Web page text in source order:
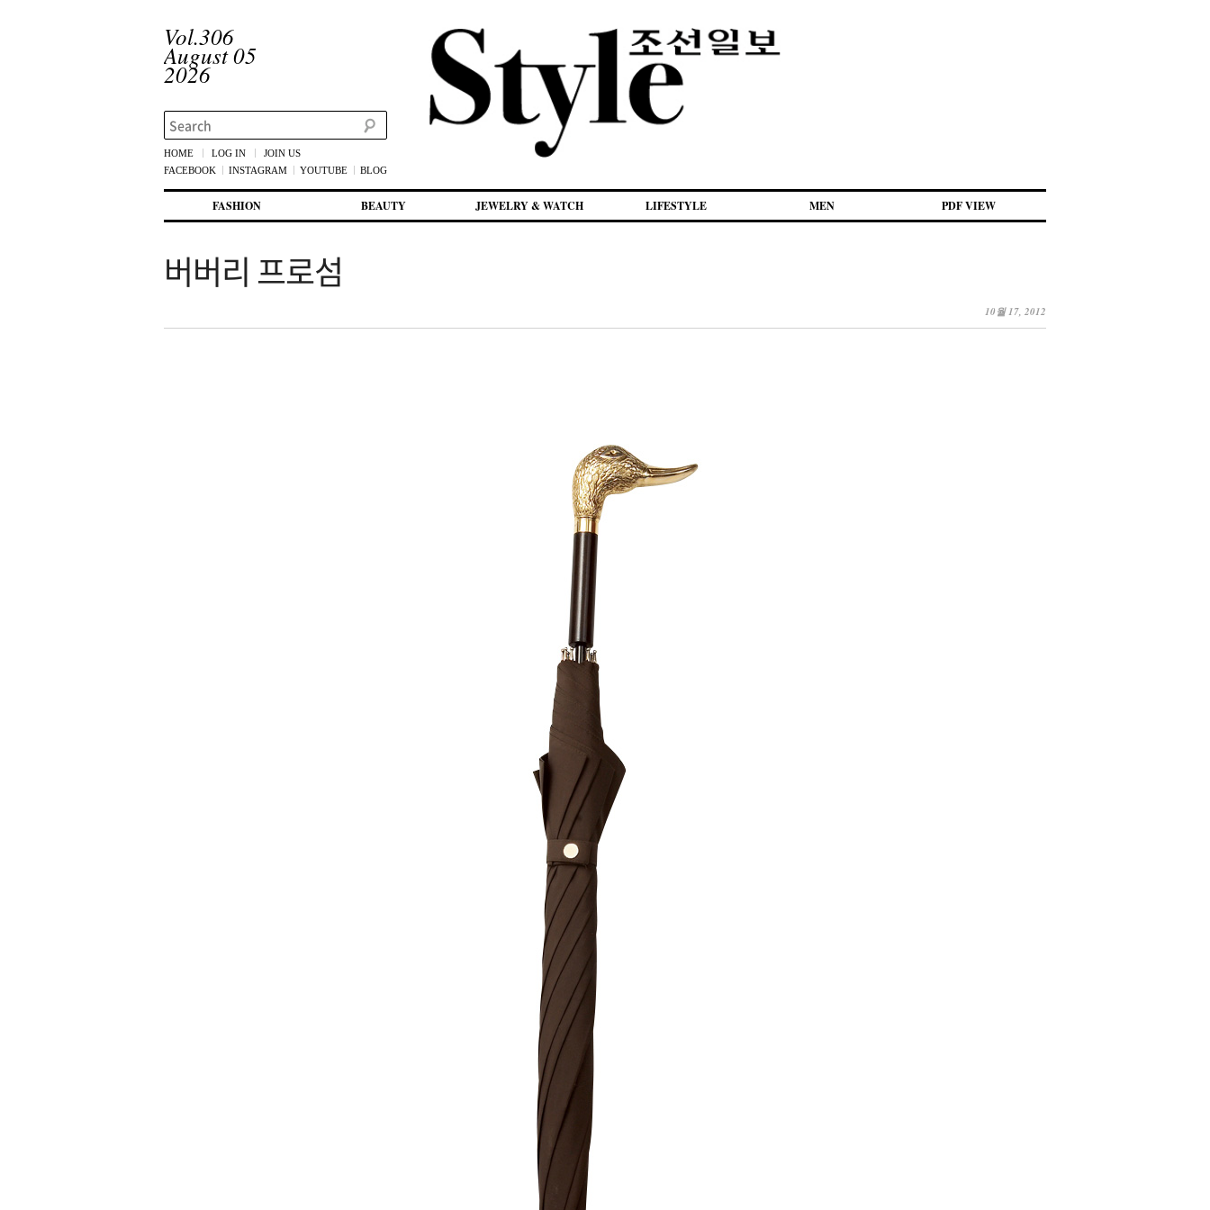
Vol.306
August 05
2026
Search
HOME LOG IN
JOIN US
FACEBOOK
INSTAGRAM YOUTUBE BLOG
첫번째 컨텐츠로 뛰어넘기
두번째 컨텐츠로 뛰어넘기
FASHION BEAUTY JEWELRY & WATCH LIFESTYLE MEN PDF VIEW
버버리 프로섬
10월 17, 2012